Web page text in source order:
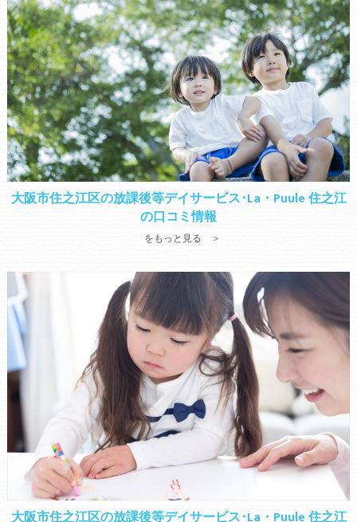
大阪市住之江区の放課後等デイサービス･La・Puule 住之江
の口コミ情報
をもっと見る ＞
大阪市住之江区の放課後等デイサービス･La・Puule 住之江